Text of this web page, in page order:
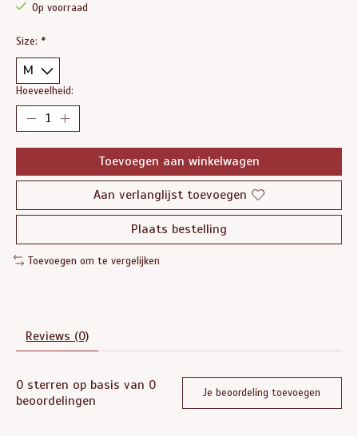
Op voorraad
Size: *
Hoeveelheid:
Toevoegen aan winkelwagen
Aan verlanglijst toevoegen
Plaats bestelling
Toevoegen om te vergelijken
Reviews (0)
0 sterren op basis van 0
beoordelingen
Je beoordeling toevoegen